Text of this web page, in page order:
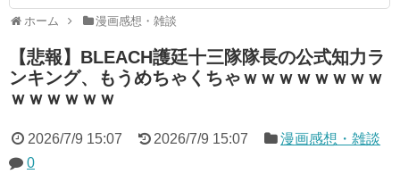
ホーム 漫画感想・雑談
【悲報】BLEACH護廷十三隊隊長の公式知力ラ
ンキング、もうめちゃくちゃｗｗｗｗｗｗｗｗ
ｗｗｗｗｗｗ
2026/7/9 15:07 2026/7/9 15:07
漫画感想・雑談
0